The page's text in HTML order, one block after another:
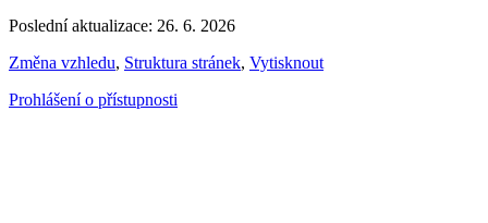
Poslední aktualizace: 26. 6. 2026
Změna vzhledu, Struktura stránek, Vytisknout
Prohlášení o přístupnosti